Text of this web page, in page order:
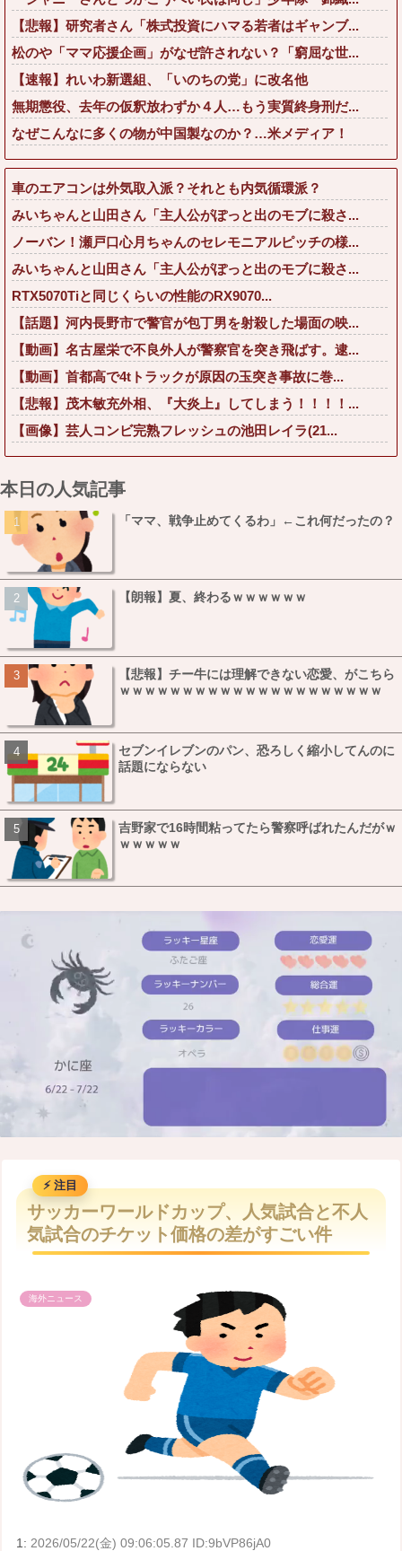
【悲報】研究者さん「株式投資にハマる若者はギャンブ...
松のや「ママ応援企画」がなぜ許されない？「窮屈な世...
【速報】れいわ新選組、「いのちの党」に改名他
無期懲役、去年の仮釈放わずか４人…もう実質終身刑だ...
なぜこんなに多くの物が中国製なのか？…米メディア！
車のエアコンは外気取入派？それとも内気循環派？
みいちゃんと山田さん「主人公がぽっと出のモブに殺さ...
ノーバン！瀬戸口心月ちゃんのセレモニアルピッチの様...
みいちゃんと山田さん「主人公がぽっと出のモブに殺さ...
RTX5070Tiと同じくらいの性能のRX9070...
【話題】河内長野市で警官が包丁男を射殺した場面の映...
【動画】名古屋栄で不良外人が警察官を突き飛ばす。逮...
【動画】首都高で4tトラックが原因の玉突き事故に巻...
【悲報】茂木敏充外相、『大炎上』してしまう！！！！...
【画像】芸人コンビ完熟フレッシュの池田レイラ(21...
本日の人気記事
「ママ、戦争止めてくるわ」←これ何だったの？
【朗報】夏、終わるｗｗｗｗｗｗ
【悲報】チー牛には理解できない恋愛、がこちら
ｗｗｗｗｗｗｗｗｗｗｗｗｗｗｗｗｗｗｗｗｗ
セブンイレブンのパン、恐ろしく縮小してんのに
話題にならない
吉野家で16時間粘ってたら警察呼ばれたんだがｗ
ｗｗｗｗｗ
M
u
サッカーワールドカップ、人気試合と不人
気試合のチケット価格の差がすごい件
海外ニュース
1: 2026/05/22(金) 09:06:05.87 ID:9bVP86jA0